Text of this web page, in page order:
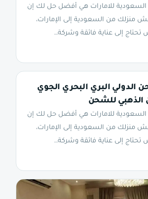
للامارات هي أفضل حل لك إن
منزلك من السعودية إلى الإمارات،
إلى عناية فائقة وشركة…
الدولي البري البحري الجوي
الذهبي للشحن
للامارات هي أفضل حل لك إن
منزلك من السعودية إلى الإمارات،
إلى عناية فائقة وشركة…